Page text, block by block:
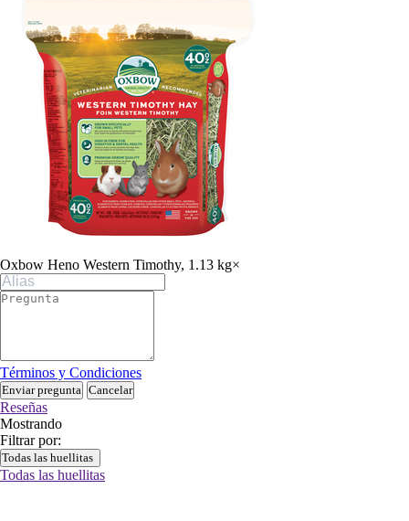
Oxbow Heno Western Timothy, 1.13 kg×
Términos y Condiciones
Enviar pregunta Cancelar
Reseñas
Mostrando
Filtrar por:
Todas las huellitas
Todas las huellitas